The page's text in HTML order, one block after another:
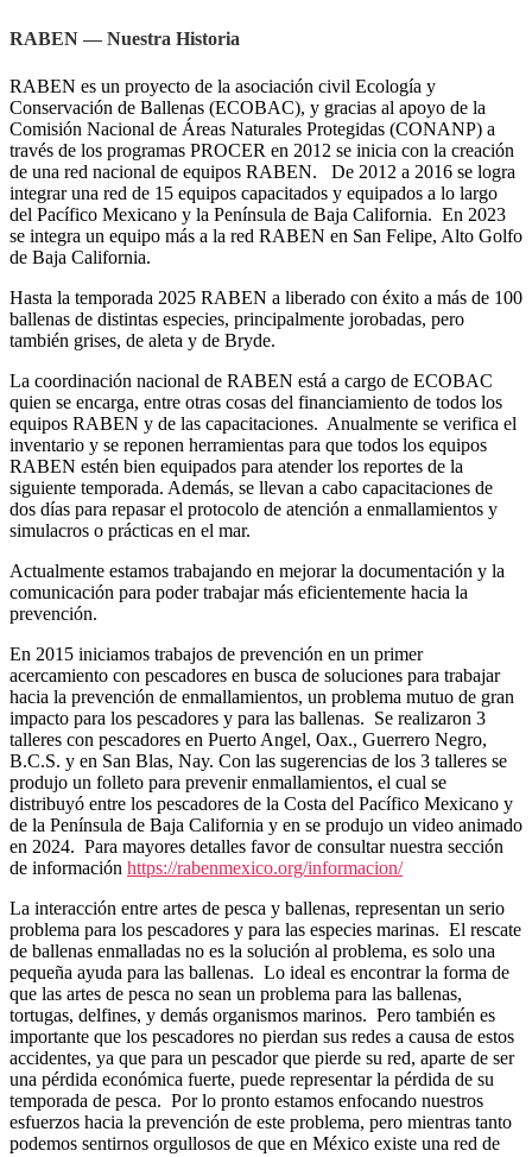
RABEN — Nuestra Historia
RABEN es un proyecto de la asociación civil Ecología y
Conservación de Ballenas (ECOBAC), y gracias al apoyo de la
Comisión Nacional de Áreas Naturales Protegidas (CONANP) a
través de los programas PROCER en 2012 se inicia con la creación
de una red nacional de equipos RABEN.
De 2012 a 2016 se logra
integrar una red de 15 equipos capacitados y equipados a lo largo
del Pacífico Mexicano y la Península de Baja California. En 2023
se integra un equipo más a la red RABEN en San Felipe, Alto Golfo
de Baja California.
Hasta la temporada 2025 RABEN a liberado con éxito a más de 100
ballenas de distintas especies, principalmente jorobadas, pero
también grises, de aleta y de Bryde.
La coordinación nacional de RABEN está a cargo de ECOBAC
quien se encarga, entre otras cosas del financiamiento de todos los
equipos RABEN y de las capacitaciones. Anualmente se verifica el
inventario y se reponen herramientas para que todos los equipos
RABEN estén bien equipados para atender los reportes de la
siguiente temporada. Además, se llevan a cabo capacitaciones de
dos días para repasar el protocolo de atención a enmallamientos y
simulacros o prácticas en el mar.
Actualmente estamos trabajando en mejorar la documentación y la
comunicación para poder trabajar más eficientemente hacia la
prevención.
En 2015 iniciamos trabajos de prevención en un primer
acercamiento con pescadores en busca de soluciones para trabajar
hacia la prevención de enmallamientos, un problema mutuo de gran
impacto para los pescadores y para las ballenas. Se realizaron 3
talleres con pescadores en Puerto Angel, Oax., Guerrero Negro,
B.C.S. y en San Blas, Nay. Con las sugerencias de los 3 talleres se
produjo un folleto para prevenir enmallamientos, el cual se
distribuyó entre los pescadores de la Costa del Pacífico Mexicano y
de la Península de Baja California y en se produjo un video animado
en 2024. Para mayores detalles favor de consultar nuestra sección
de información https://rabenmexico.org/informacion/
La interacción entre artes de pesca y ballenas, representan un serio
problema para los pescadores y para las especies marinas. El rescate
de ballenas enmalladas no es la solución al problema, es solo una
pequeña ayuda para las ballenas. Lo ideal es encontrar la forma de
que las artes de pesca no sean un problema para las ballenas,
tortugas, delfines, y demás organismos marinos. Pero también es
importante que los pescadores no pierdan sus redes a causa de estos
accidentes, ya que para un pescador que pierde su red, aparte de ser
una pérdida económica fuerte, puede representar la pérdida de su
temporada de pesca. Por lo pronto estamos enfocando nuestros
esfuerzos hacia la prevención de este problema, pero mientras tanto
podemos sentirnos orgullosos de que en México existe una red de